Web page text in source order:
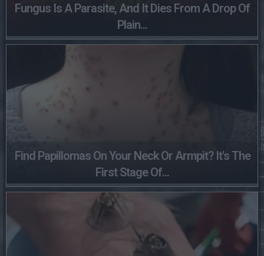
Fungus Is A Parasite, And It Dies From A Drop Of
Plain...
Find Papillomas On Your Neck Or Armpit? It's The
First Stage Of...